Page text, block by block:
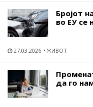
Бројот
во ЕУ се
27.03.2026 ЖИВОТ
да го